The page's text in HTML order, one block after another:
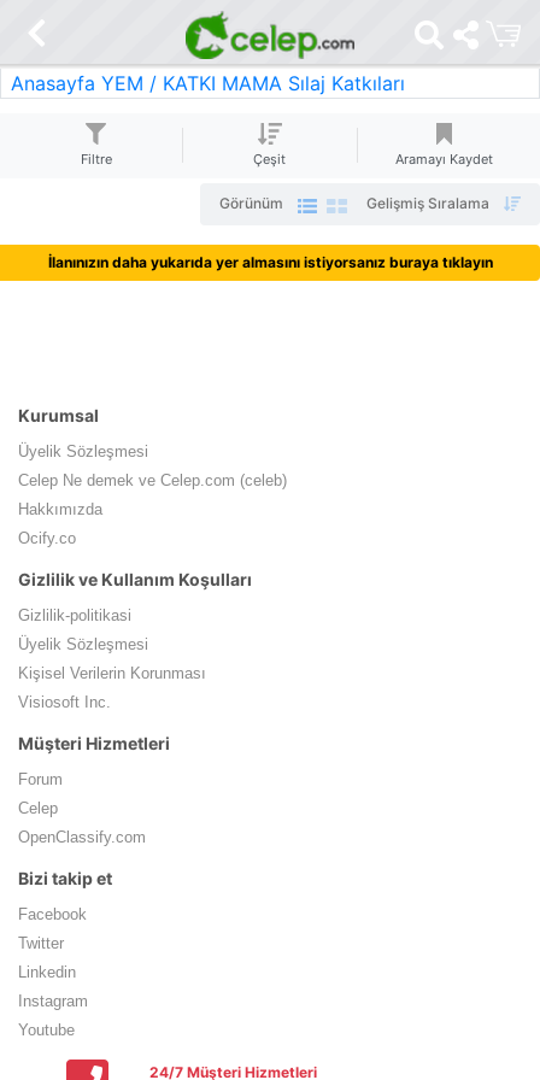
Anasayfa YEM / KATKI MAMA Sılaj Katkıları
Filtre Çeşit Aramayı Kaydet
Görünüm Gelişmiş Sıralama
İlanınızın daha yukarıda yer almasını istiyorsanız buraya tıklayın
Kurumsal
Üyelik Sözleşmesi
Celep Ne demek ve Celep.com (celeb)
Hakkımızda
Ocify.co
Gizlilik ve Kullanım Koşulları
Gizlilik-politikasi
Üyelik Sözleşmesi
Kişisel Verilerin Korunması
Visiosoft Inc.
Müşteri Hizmetleri
Forum
Celep
OpenClassify.com
Bizi takip et
Facebook
Twitter
Linkedin
Instagram
Youtube
24/7 Müşteri Hizmetleri